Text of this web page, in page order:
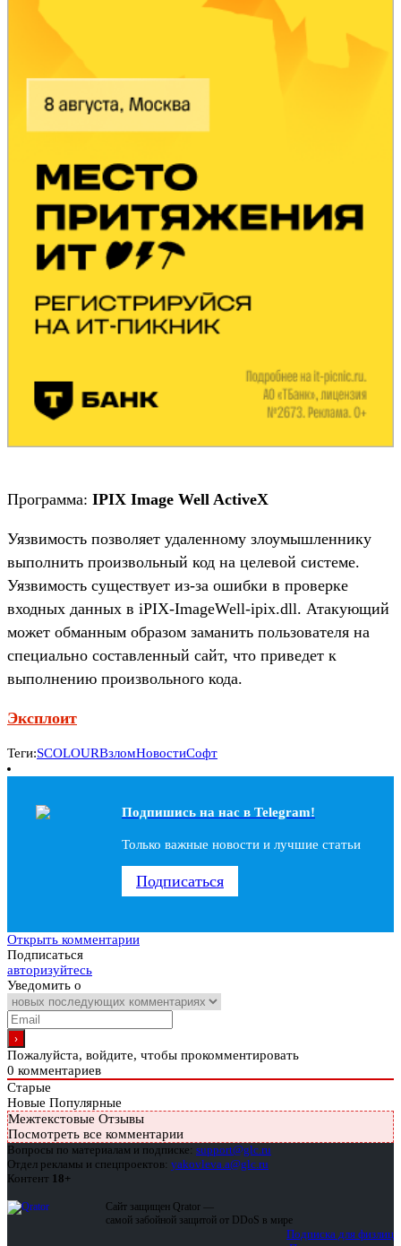
Программа: IPIX Image Well ActiveX
Уязвимость позволяет удаленному злоумышленнику
выполнить произвольный код на целевой системе.
Уязвимость существует из-за ошибки в проверке
входных данных в iPIX-ImageWell-ipix.dll. Атакующий
может обманным образом заманить пользователя на
специально составленный сайт, что приведет к
выполнению произвольного кода.
Эксплоит
Теги:SCOLOURВзломНовостиСофт
Подпишись на наc в Telegram!
Только важные новости и лучшие статьи
Подписаться
Открыть комментарии
Подписаться
авторизуйтесь
Уведомить о
Пожалуйста, войдите, чтобы прокомментировать
0 комментариев
Старые
Новые Популярные
Межтекстовые Отзывы
Посмотреть все комментарии
Вопросы по материалам и подписке: support@glc.ru
Отдел рекламы и спецпроектов: yakovleva.a@glc.ru
Контент 18+
Сайт защищен Qrator —
самой забойной защитой от DDoS в мире
Подписка для физлиц